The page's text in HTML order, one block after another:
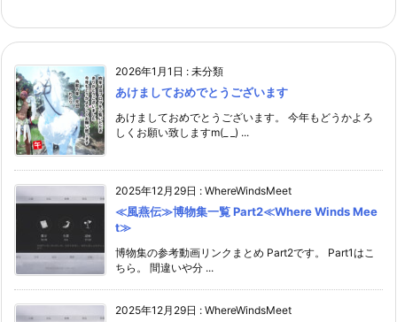
2026年1月1日 : 未分類
あけましておめでとうございます
あけましておめでとうございます。 今年もどうかよろ
しくお願い致しますm(_ _) ...
2025年12月29日 : WhereWindsMeet
≪風燕伝≫博物集一覧 Part2≪Where Winds Mee
t≫
博物集の参考動画リンクまとめ Part2です。 Part1はこ
ちら。 間違いや分 ...
2025年12月29日 : WhereWindsMeet